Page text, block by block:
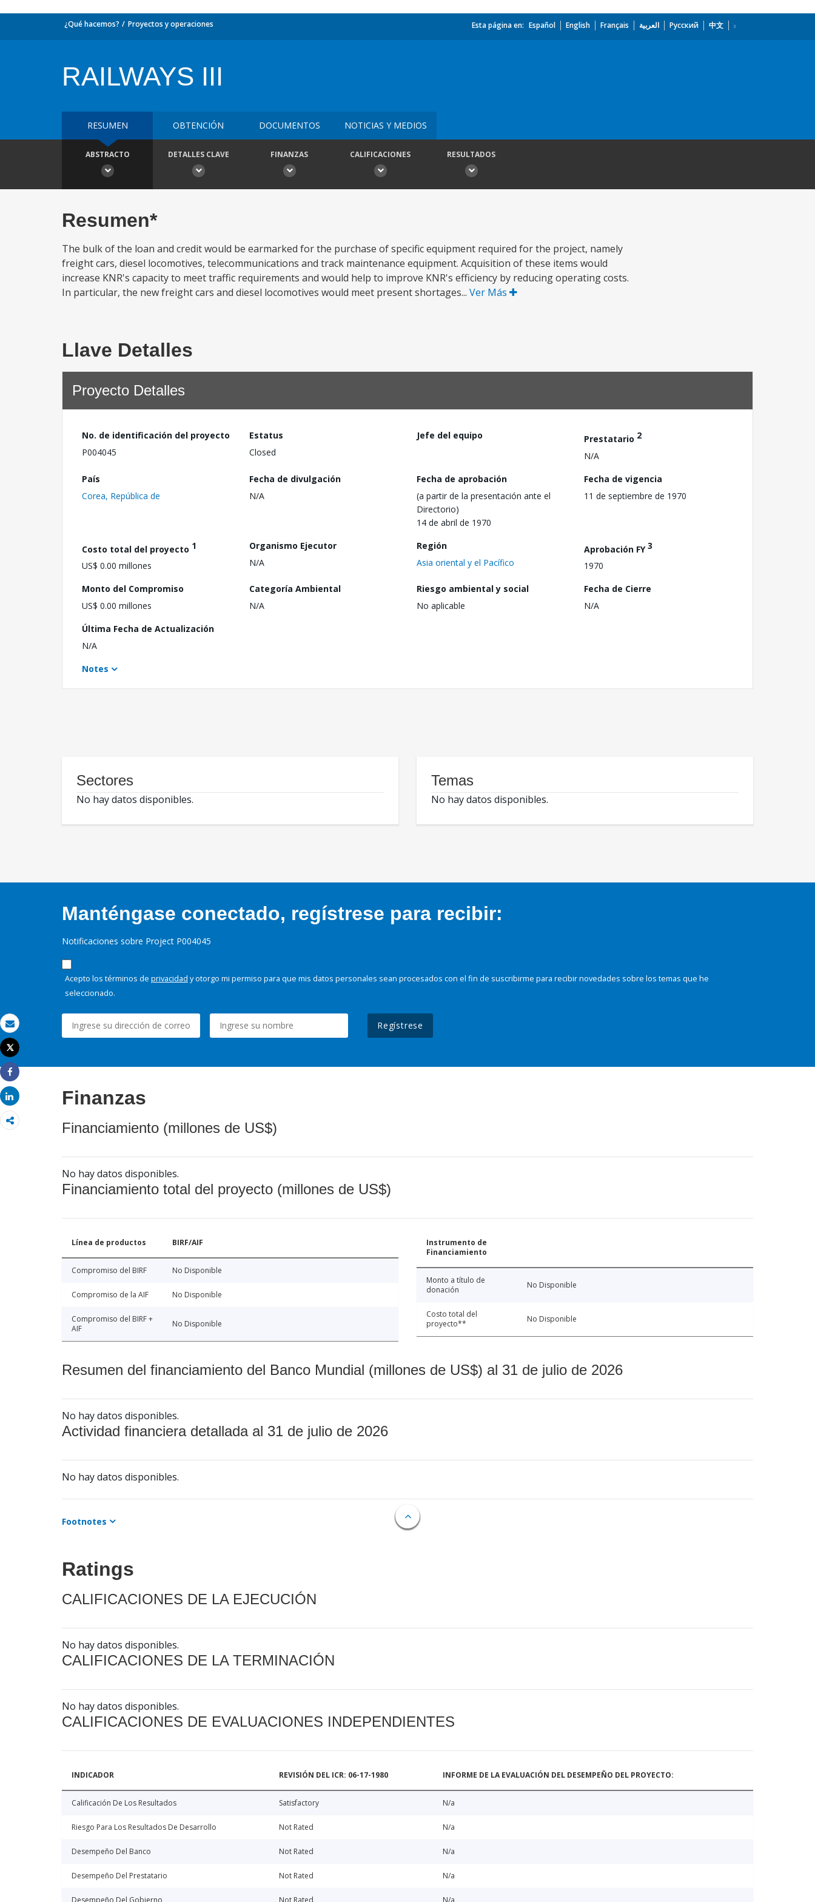
Correo electrónico
Imprimir
Tweet
Share
Share
¿Qué hacemos? Proyectos y operaciones Esta página en: Español English Français العربية Русский 中文
RAILWAYS III
RESUMEN OBTENCIÓN DOCUMENTOS NOTICIAS Y MEDIOS
ABSTRACTO DETALLES CLAVE FINANZAS CALIFICACIONES RESULTADOS
Resumen*
The bulk of the loan and credit would be earmarked for the purchase of specific equipment required for the project, namely
freight cars, diesel locomotives, telecommunications and track maintenance equipment. Acquisition of these items would
increase KNR's capacity to meet traffic requirements and would help to improve KNR's efficiency by reducing operating costs.
In particular, the new freight cars and diesel locomotives would meet present shortages... Ver Más
Llave Detalles
Proyecto Detalles
No. de identificación del proyecto
P004045
Estatus
Closed
Jefe del equipo Prestatario 2
N/A
País
Corea, República de
Fecha de divulgación
N/A
Fecha de aprobación
(a partir de la presentación ante el
Directorio)
14 de abril de 1970
Fecha de vigencia
11 de septiembre de 1970
Costo total del proyecto 1
US$ 0.00 millones
Organismo Ejecutor
N/A
Región
Asia oriental y el Pacífico
Aprobación FY3
1970
Monto del Compromiso
US$ 0.00 millones
Categoría Ambiental
N/A
Riesgo ambiental y social
No aplicable
Fecha de Cierre
N/A
Última Fecha de Actualización
N/A
Notes
Sectores
No hay datos disponibles.
Temas
No hay datos disponibles.
Manténgase conectado, regístrese para recibir:
Notificaciones sobre Project P004045
Acepto los términos de privacidad y otorgo mi permiso para que mis datos personales sean procesados con el fin de suscribirme para recibir novedades sobre los temas que he
seleccionado.
Regístrese
Finanzas
Financiamiento (millones de US$)
No hay datos disponibles.
Financiamiento total del proyecto (millones de US$)
Línea de productos BIRF/AIF
Compromiso del BIRF No Disponible
Compromiso de la AIF No Disponible
Compromiso del BIRF +
AIF
No Disponible
Instrumento de
Financiamiento
Monto a título de
donación
No Disponible
Costo total del
proyecto**
No Disponible
Resumen del financiamiento del Banco Mundial (millones de US$) al 31 de julio de 2026
No hay datos disponibles.
Actividad financiera detallada al 31 de julio de 2026
No hay datos disponibles.
Footnotes
Ratings
CALIFICACIONES DE LA EJECUCIÓN
No hay datos disponibles.
CALIFICACIONES DE LA TERMINACIÓN
No hay datos disponibles.
CALIFICACIONES DE EVALUACIONES INDEPENDIENTES
INDICADOR REVISIÓN DEL ICR: 06-17-1980 INFORME DE LA EVALUACIÓN DEL DESEMPEÑO DEL PROYECTO:
Calificación De Los Resultados Satisfactory N/a
Riesgo Para Los Resultados De Desarrollo Not Rated N/a
Desempeño Del Banco Not Rated N/a
Desempeño Del Prestatario Not Rated N/a